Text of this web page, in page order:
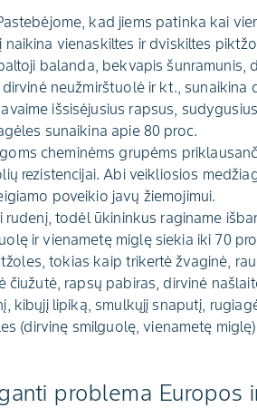
kad jiems patinka kai
vienaskiltes ir dviskiltes
balanda, bekvapis šunramunis,
neužmirštuolė ir kt., sunaikina
išsisėjusius rapsus,
sunaikina apie 80 proc.
cheminėms grupėms
rezistencijai. Abi veikliosios
poveikio javų žiemojimui.
todėl ūkininkus raginame
ir vienametę miglę siekia iki 70
tokias kaip trikertė žvaginė,
rapsų pabiras, dirvinė
kibųjį lipiką, smulkųjį snaputį,
(dirvinę smilguolę, vienametę
problema Europos